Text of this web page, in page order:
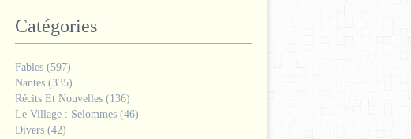
Catégories
Fables (597)
Nantes (335)
Récits Et Nouvelles (136)
Le Village : Selommes (46)
Divers (42)